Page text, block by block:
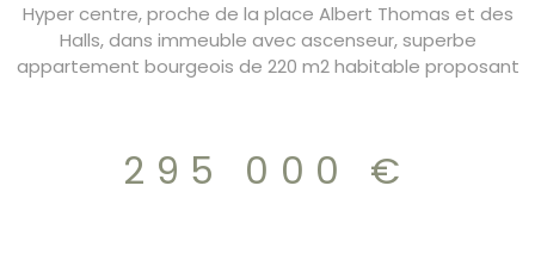
Hyper centre, proche de la place Albert Thomas et des
Halls, dans immeuble avec ascenseur, superbe
appartement bourgeois de 220 m2 habitable proposant
295 000 €